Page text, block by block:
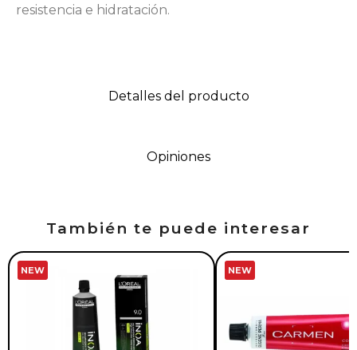
Detalles del producto
Opiniones
resistencia e hidratación.
También te puede interesar
NEW NEW